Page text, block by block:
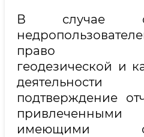
В случае
право
геодезической и
деятельности
подтверждение
привлеченными
имеющими